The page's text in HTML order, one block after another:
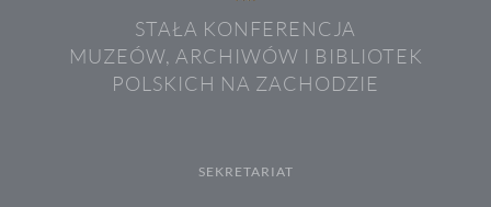
STAŁA KONFERENCJA
MUZEÓW, ARCHIWÓW I BIBLIOTEK
POLSKICH NA ZACHODZIE
SEKRETARIAT